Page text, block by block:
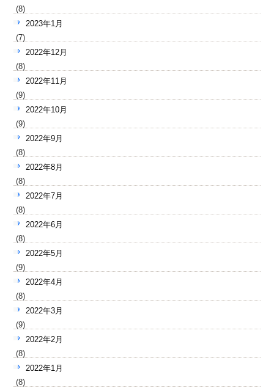
(8)
2023年1月
(7)
2022年12月
(8)
2022年11月
(9)
2022年10月
(9)
2022年9月
(8)
2022年8月
(8)
2022年7月
(8)
2022年6月
(8)
2022年5月
(9)
2022年4月
(8)
2022年3月
(9)
2022年2月
(8)
2022年1月
(8)